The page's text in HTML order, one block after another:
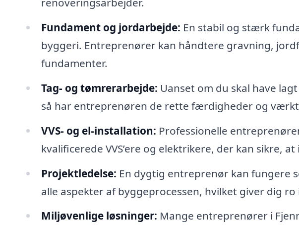
Fundament og jordarbejde: En stabil og stærk
byggeri. Entreprenører kan håndtere gravning,
fundamenter.
Tag- og tømrerarbejde: Uanset om du skal have
så har entreprenøren de rette færdigheder og
VVS- og el-installation: Professionelle
kvalificerede VVS’ere og elektrikere, der kan sikre,
Projektledelse: En dygtig entreprenør kan fungere
alle aspekter af byggeprocessen, hvilket giver dig ro
Miljøvenlige løsninger: Mange entreprenører i